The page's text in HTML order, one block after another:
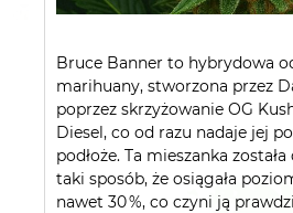
Bruce Banner to hybrydowa
marihuany, stworzona przez
poprzez skrzyżowanie OG
Diesel, co od razu nadaje jej
podłoże. Ta mieszanka
taki sposób, że osiągała
nawet 30 %, co czyni ją